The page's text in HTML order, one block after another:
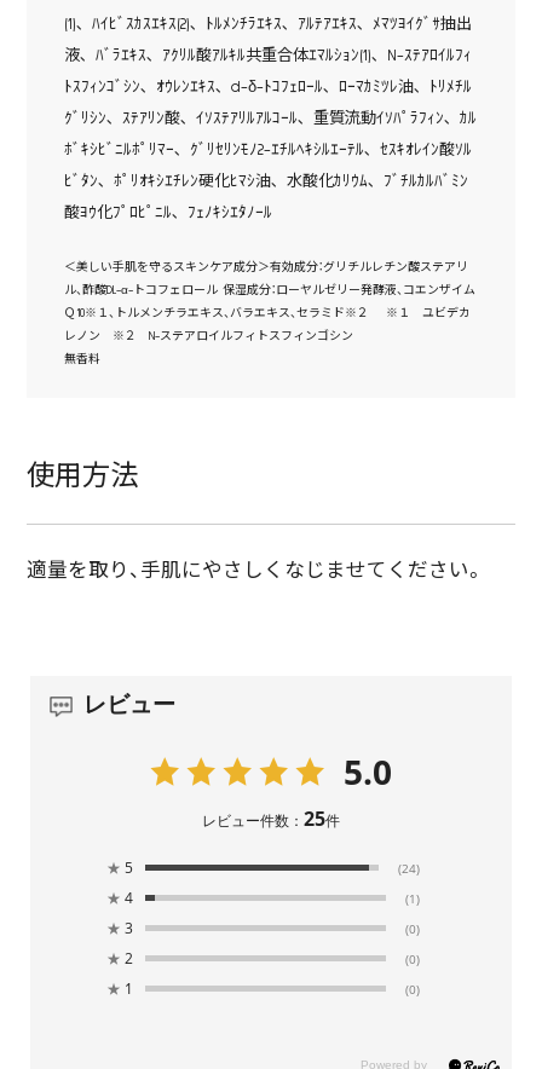
(1)､ ﾊｲﾋﾞｽｶｽｴｷｽ(2)､ ﾄﾙﾒﾝﾁﾗｴｷｽ､ ｱﾙﾃｱｴｷｽ､ ﾒﾏﾂﾖｲｸﾞｻ抽出
液､ ﾊﾞﾗｴｷｽ､ ｱｸﾘﾙ酸ｱﾙｷﾙ共重合体ｴﾏﾙｼｮﾝ(1)､ N-ｽﾃｱﾛｲﾙﾌｨ
ﾄｽﾌｨﾝｺﾞｼﾝ､ ｵｳﾚﾝｴｷｽ､ d-δ-ﾄｺﾌｪﾛｰﾙ､ ﾛｰﾏｶﾐﾂﾚ油､ ﾄﾘﾒﾁﾙ
ｸﾞﾘｼﾝ､ ｽﾃｱﾘﾝ酸､ ｲｿｽﾃｱﾘﾙｱﾙｺｰﾙ､ 重質流動ｲｿﾊﾟﾗﾌｨﾝ､ ｶﾙ
ﾎﾞｷｼﾋﾞﾆﾙﾎﾟﾘﾏｰ､ ｸﾞﾘｾﾘﾝﾓﾉ2-ｴﾁﾙﾍｷｼﾙｴｰﾃﾙ､ ｾｽｷｵﾚｲﾝ酸ｿﾙ
ﾋﾞﾀﾝ､ ﾎﾟﾘｵｷｼｴﾁﾚﾝ硬化ﾋﾏｼ油､ 水酸化ｶﾘｳﾑ､ ﾌﾞﾁﾙｶﾙﾊﾞﾐﾝ
酸ﾖｳ化ﾌﾟﾛﾋﾟﾆﾙ､ ﾌｪﾉｷｼｴﾀﾉｰﾙ
＜美しい手肌を守るスキンケア成分＞有効成分：グリチルレチン酸ステアリ
ル、酢酸DL-α-トコフェロール 保湿成分：ローヤルゼリー発酵液、コエンザイム
Ｑ10※１、トルメンチラエキス、バラエキス、セラミド※２ ※１ ユビデカ
レノン ※２ N-ステアロイルフィトスフィンゴシン
無香料
使用方法
適量を取り、手肌にやさしくなじませてください。
レビュー
5.0
レビュー件数： 25件
★ 5 (24)
★ 4 (1)
★ 3 (0)
★ 2 (0)
★ 1 (0)